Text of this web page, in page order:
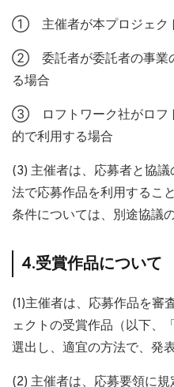
① 主催者が本プロジェク
② 委託者が委託者の事業
る場合
③ ロフトワーク社がロフ
的で利用する場合
(3) 主催者は、応募者と協
法で応募作品を利用するこ
条件については、別途協議
4.受賞作品について
(1)主催者は、応募作品を審
ェクトの受賞作品（以下、
選出し、適宜の方法で、発表
(2) 主催者は、応募要領に